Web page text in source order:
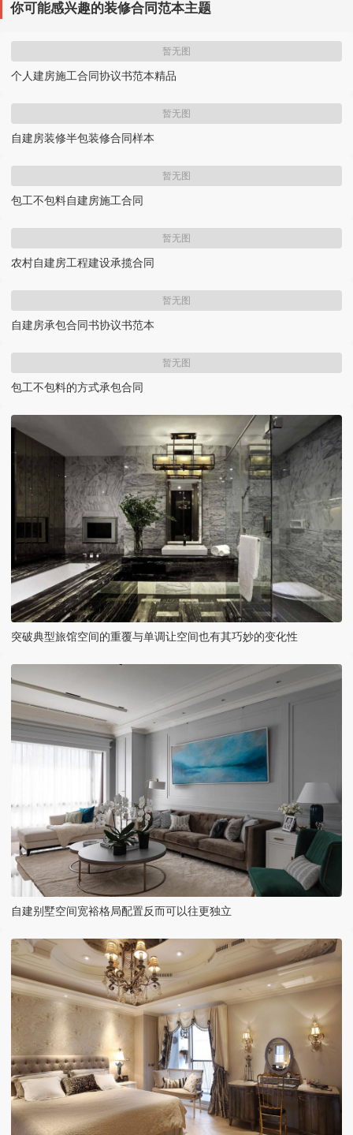
你可能感兴趣的装修合同范本主题
暂无图
个人建房施工合同协议书范本精品
暂无图
自建房装修半包装修合同样本
暂无图
包工不包料自建房施工合同
暂无图
农村自建房工程建设承揽合同
暂无图
自建房承包合同书协议书范本
暂无图
包工不包料的方式承包合同
突破典型旅馆空间的重覆与单调让空间也有其巧妙的变化性
自建别墅空间宽裕格局配置反而可以往更独立